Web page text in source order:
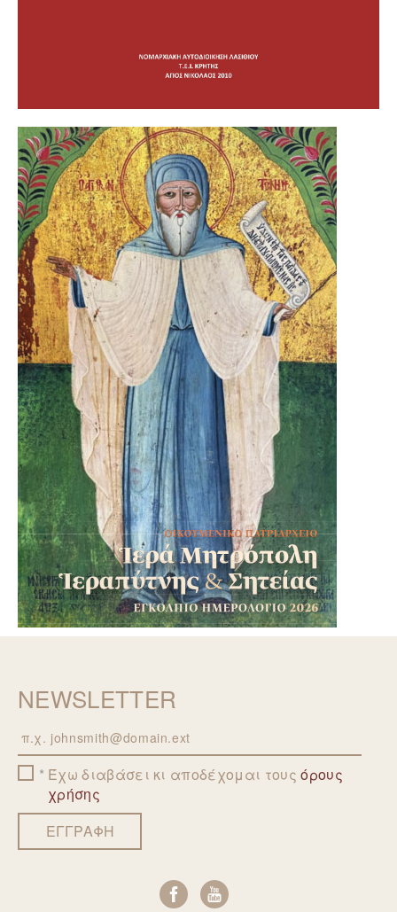
NEWSLETTER
Email Έχω διαβάσει κι αποδέχομαι τουςόρους
χρήσης
ΕΓΓΡΑΦΗ